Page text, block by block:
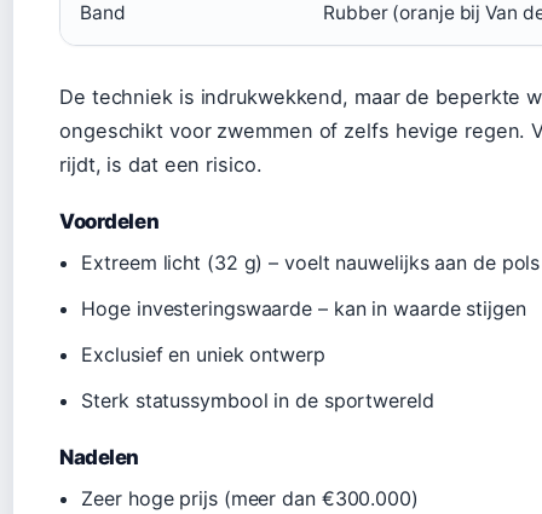
Band Rubber (oranje bij Van
De techniek is indrukwekkend, maar de beperkte
ongeschikt voor zwemmen of zelfs hevige regen.
rijdt, is dat een risico.
Voordelen
Extreem licht (32 g) – voelt nauwelijks aan de pols
Hoge investeringswaarde – kan in waarde stijgen
Exclusief en uniek ontwerp
Sterk statussymbool in de sportwereld
Nadelen
Zeer hoge prijs (meer dan €300.000)